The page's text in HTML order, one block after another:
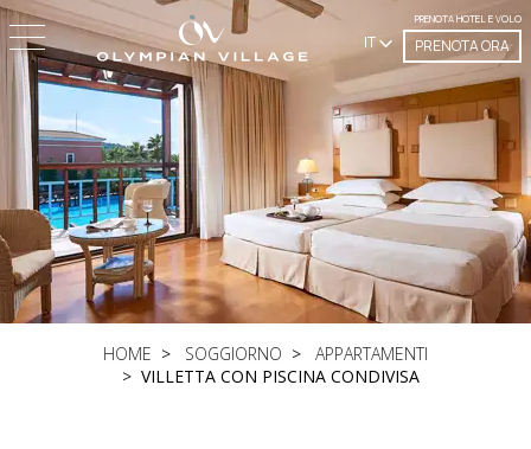
IT
PRENOTA HOTEL E VOLO
PRENOTA ORA
HOME SOGGIORNO
APPARTAMENTI
VILLETTA CON PISCINA CONDIVISA